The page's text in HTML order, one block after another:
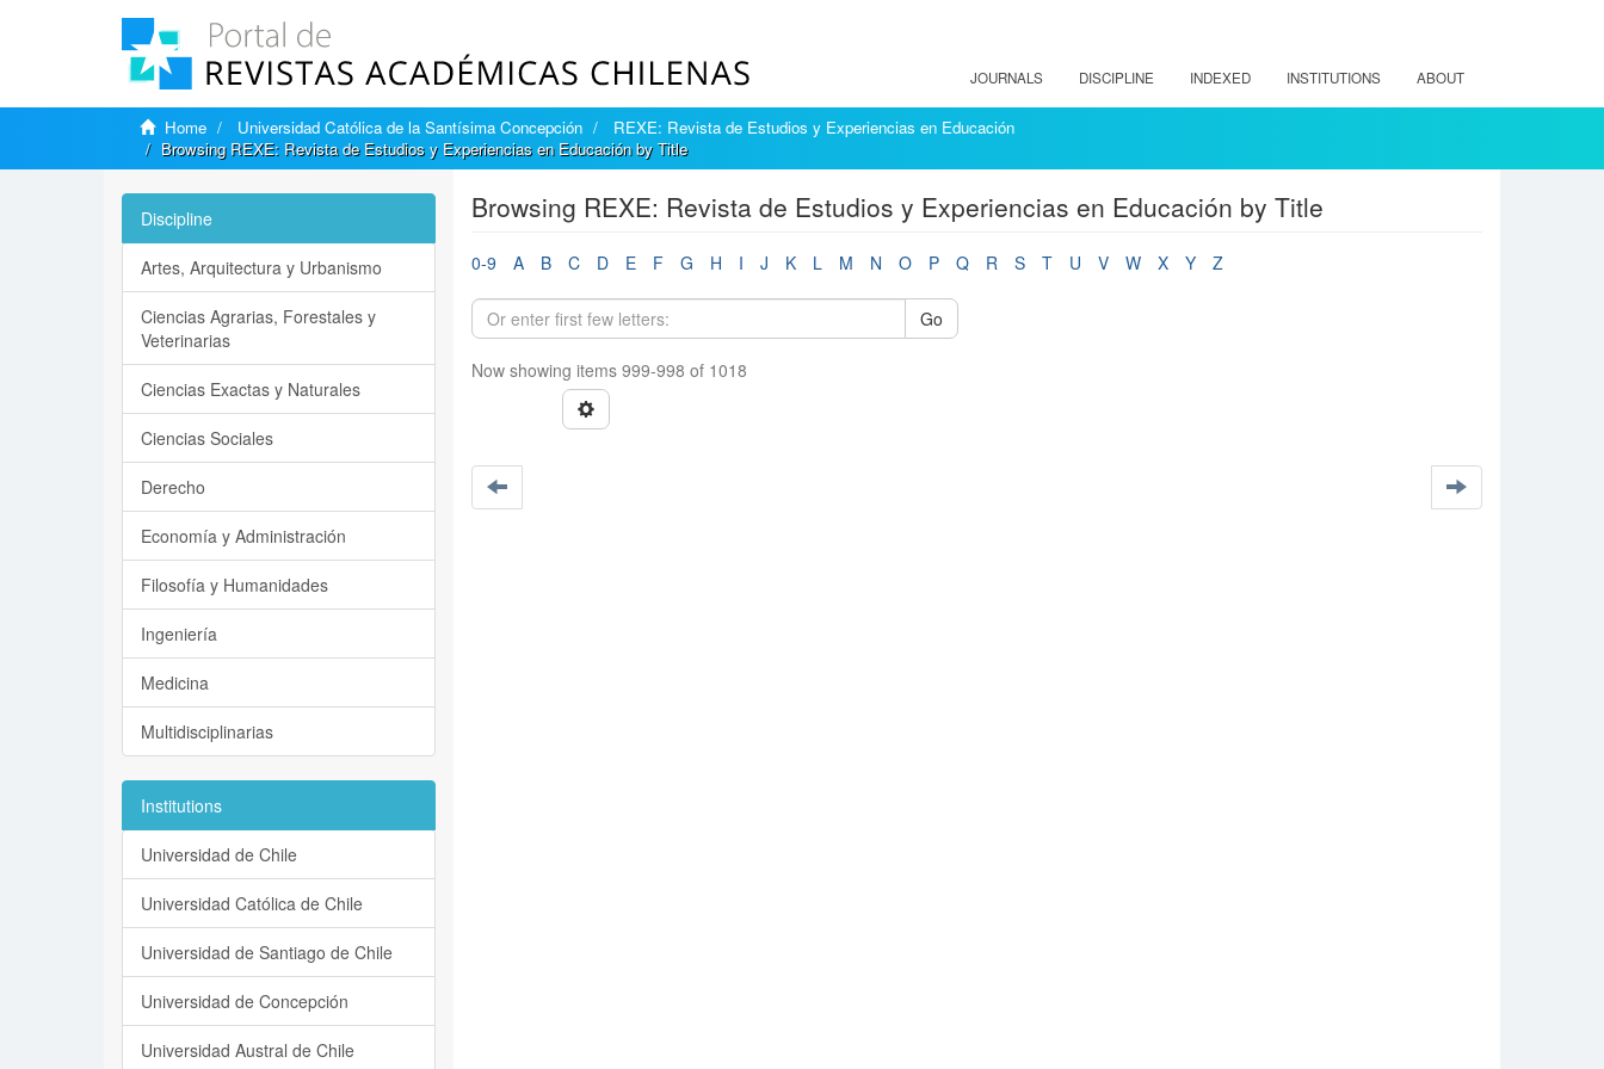
JOURNALS DISCIPLINE INDEXED INSTITUTIONS ABOUT
Home Universidad Católica de la Santísima Concepción
REXE: Revista de Estudios y Experiencias en Educación
Browsing REXE: Revista de Estudios y Experiencias en Educación by Title
Browsing REXE: Revista de Estudios y Experiencias en Educación by Title
0-9 A B C D E F G H I J K L M N O P Q R S T U V W X Y Z
Go
Now showing items 999-998 of 1018
Discipline
Artes, Arquitectura y Urbanismo
Ciencias Agrarias, Forestales y
Veterinarias
Ciencias Exactas y Naturales
Ciencias Sociales
Derecho
Economía y Administración
Filosofía y Humanidades
Ingeniería
Medicina
Multidisciplinarias
Institutions
Universidad de Chile
Universidad Católica de Chile
Universidad de Santiago de Chile
Universidad de Concepción
Universidad Austral de Chile